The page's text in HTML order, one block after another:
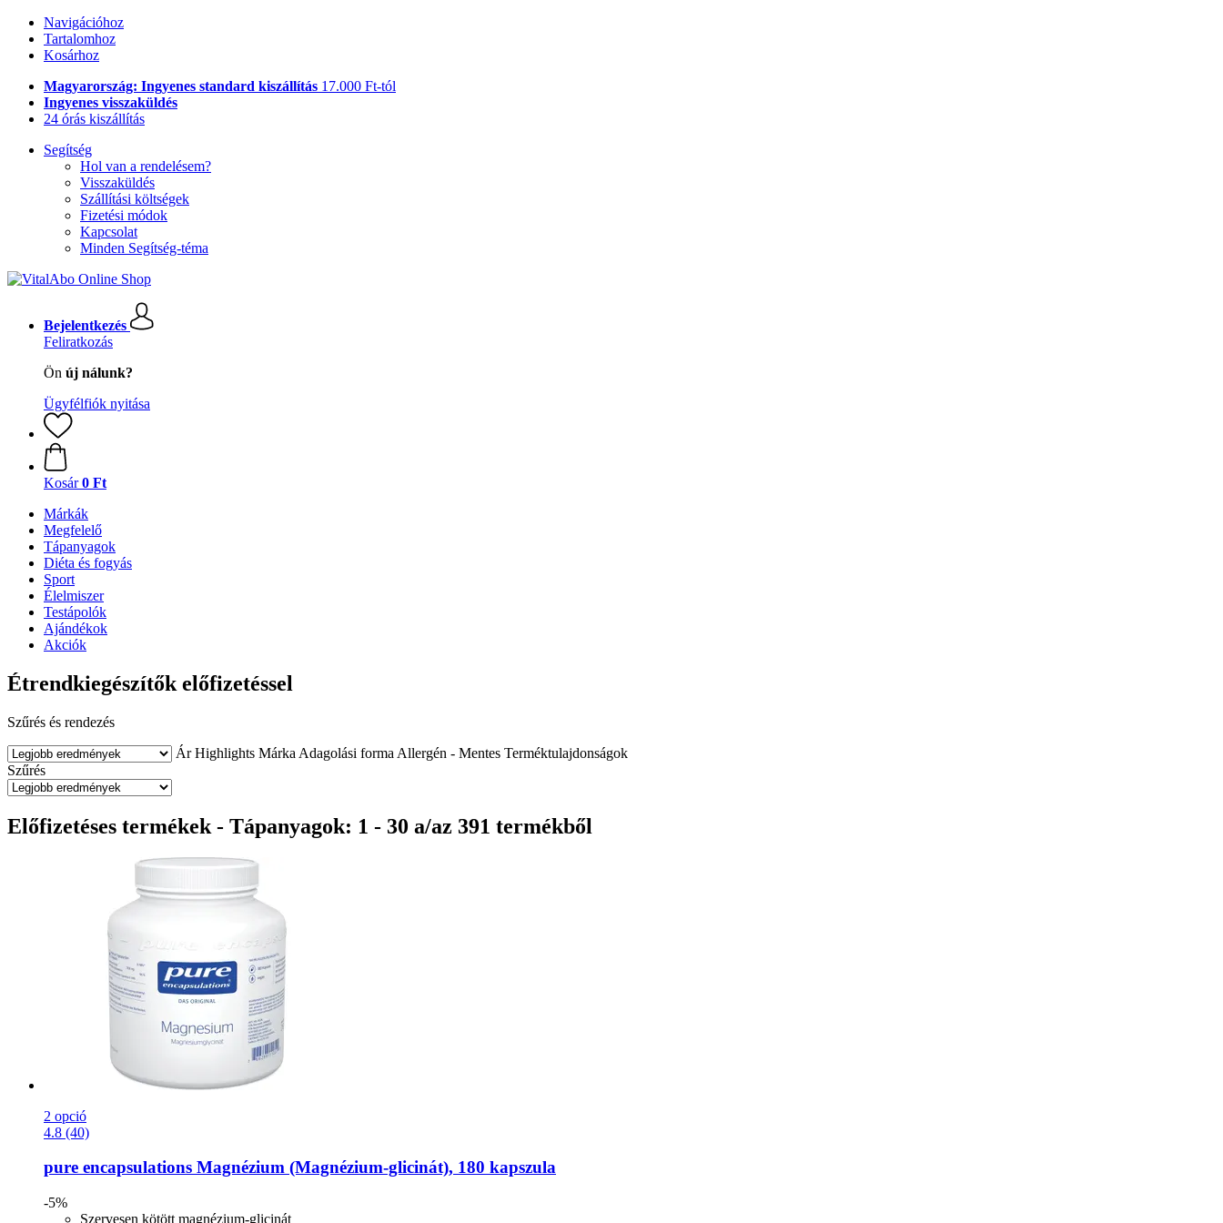
Navigációhoz
Tartalomhoz
Kosárhoz
Magyarország: Ingyenes standard kiszállítás 17.000 Ft-tól
Ingyenes visszaküldés
24 órás kiszállítás
Segítség
Hol van a rendelésem?
Visszaküldés
Szállítási költségek
Fizetési módok
Kapcsolat
Minden Segítség-téma
Bejelentkezés
Feliratkozás
Ön új nálunk?
Ügyfélfiók nyitása
Kosár 0 Ft
Márkák
Megfelelő
Tápanyagok
Diéta és fogyás
Sport
Élelmiszer
Testápolók
Ajándékok
Akciók
Étrendkiegészítők előfizetéssel
Szűrés és rendezés
Ár Highlights Márka Adagolási forma Allergén - Mentes Terméktulajdonságok
Szűrés
Előfizetéses termékek - Tápanyagok: 1 - 30 a/az 391 termékből
2 opció
4.8 (40)
pure encapsulations Magnézium (Magnézium-​glicinát), 180 kapszula
-5%
Szervesen kötött magnézium-glicinát